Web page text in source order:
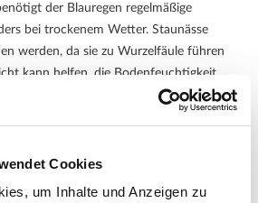
Cookies
um Inhalte und Anzeigen zu
der Blauregen regelmäßige
bei trockenem Wetter. Staunässe
werden, da sie zu Wurzelfäule führen
kann helfen, die Bodenfeuchtigkeit
zu unterdrücken. Für eine
zu schaffen. Ein kräftiger